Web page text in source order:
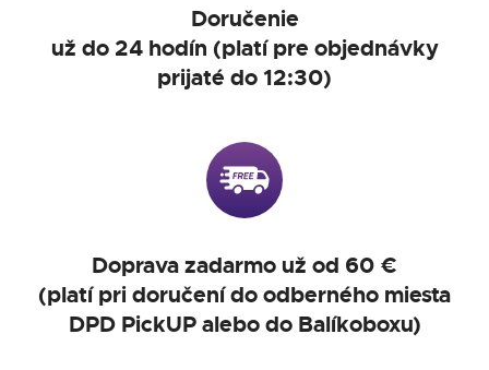
Doručenie
už do 24 hodín (platí pre objednávky
prijaté do 12:30)
Doprava zadarmo už od 60 €
(platí pri doručení do odberného miesta
DPD PickUP alebo do Balíkoboxu)